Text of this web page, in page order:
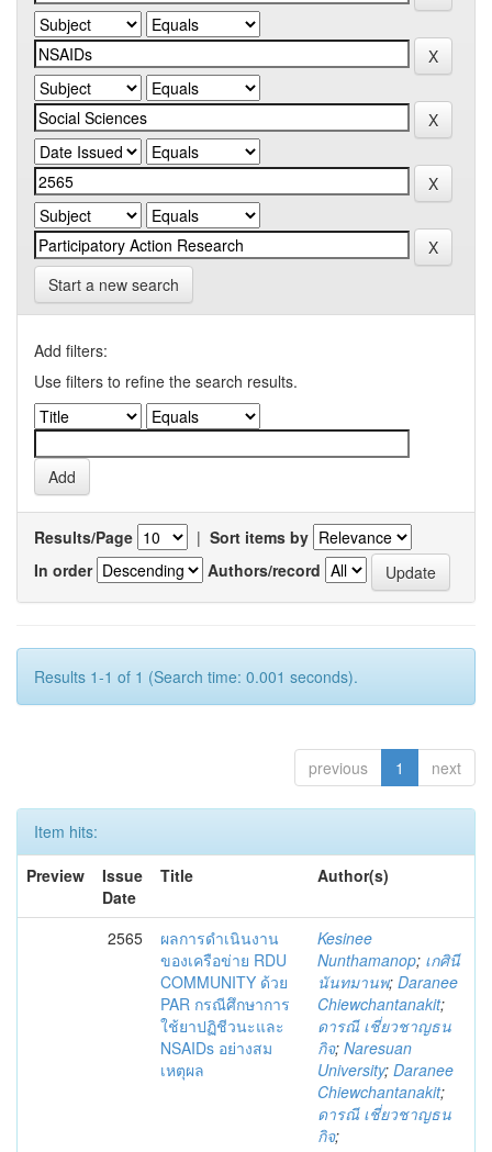
Start a new search
Add filters:
Use filters to refine the search results.
Results/Page | Sort items by
In order
Authors/record
Results 1-1 of 1 (Search time: 0.001 seconds).
previous 1 next
Item hits:
Preview
Issue
Date
Title Author(s)
2565
ผลการดำเนินงาน
ของเครือข่าย RDU
COMMUNITY ด้วย
PAR กรณีศึกษาการ
ใช้ยาปฏิชีวนะและ
NSAIDs อย่างสม
เหตุผล
Kesinee
Nunthamanop; เกศินี
นันทมานพ; Daranee
Chiewchantanakit;
ดารณี เชี่ยวชาญธน
กิจ; Naresuan
University; Daranee
Chiewchantanakit;
ดารณี เชี่ยวชาญธน
กิจ;